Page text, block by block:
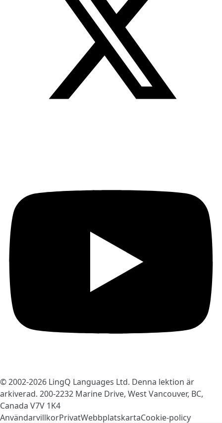
© 2002-2026 LingQ Languages Ltd. Denna lektion är
arkiverad. 200-2232 Marine Drive, West Vancouver, BC,
Canada V7V 1K4
AnvändarvillkorPrivatWebbplatskartaCookie-policy